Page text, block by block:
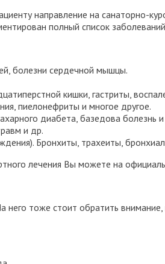
направление на санаторно-
полный список
болезни сердечной мышцы.
кишки, гастриты,
пиелонефриты и многое другое.
диабета, базедова болезнь
и др.
Бронхиты, трахеиты,
лечения Вы можете на
тоже стоит обратить внимание,